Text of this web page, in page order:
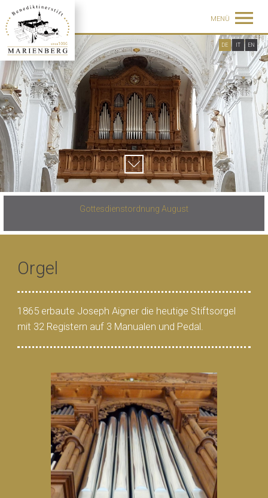
MENÜ
DE IT EN
Gottesdienstordnung August
Orgel
1865 erbaute Joseph Aigner die heutige Stiftsorgel
mit 32 Registern auf 3 Manualen und Pedal.